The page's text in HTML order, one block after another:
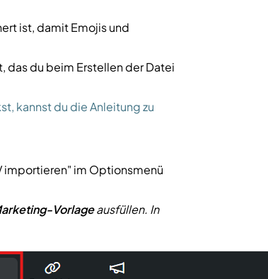
ist, damit Emojis und
das du beim Erstellen der Datei
kannst du die Anleitung zu
importieren" im Optionsmenü
Vorlageausfüllen. In